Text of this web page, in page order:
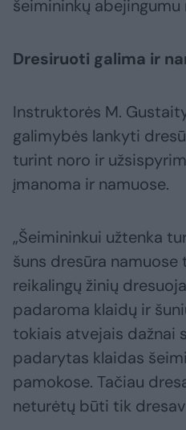
šeimininkų
Dresiruoti galima ir
Instruktorės M.
galimybės lankyti
turint noro ir
įmanoma ir namuose.
„Šeimininkui užtenka
šuns dresūra namuose
reikalingų žinių
padaroma klaidų ir
tokiais atvejais dažnai
padarytas klaidas
pamokose. Tačiau
neturėtų būti tik